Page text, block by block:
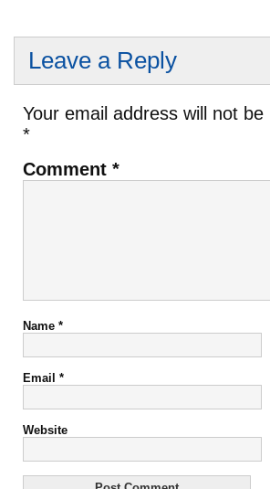
Leave a Reply
Your email address will not be
*
Comment *
Name *
Email *
Website